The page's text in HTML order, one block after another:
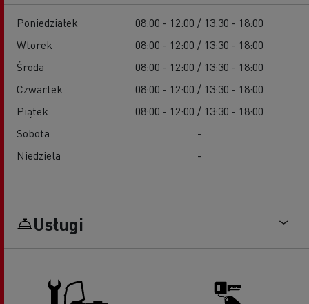
Poniedziałek
08:00 - 12:00 / 13:30 - 18:00
Wtorek
08:00 - 12:00 / 13:30 - 18:00
Środa
08:00 - 12:00 / 13:30 - 18:00
Czwartek
08:00 - 12:00 / 13:30 - 18:00
Piątek
08:00 - 12:00 / 13:30 - 18:00
Sobota
-
Niedziela
-
Usługi